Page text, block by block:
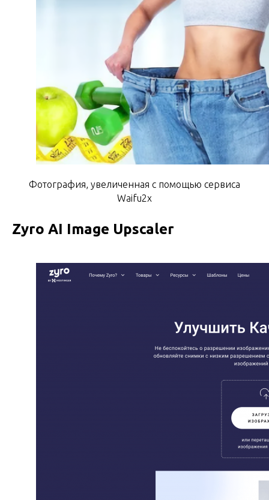
Фотография, увеличенная с помощью сервиса
Waifu2x
Zyro AI Image Upscaler